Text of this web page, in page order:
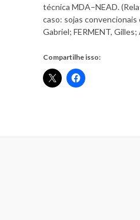
técnica MDA–NEAD.
caso: sojas convencionais
Gabriel; FERMENT,
Compartilhe isso: